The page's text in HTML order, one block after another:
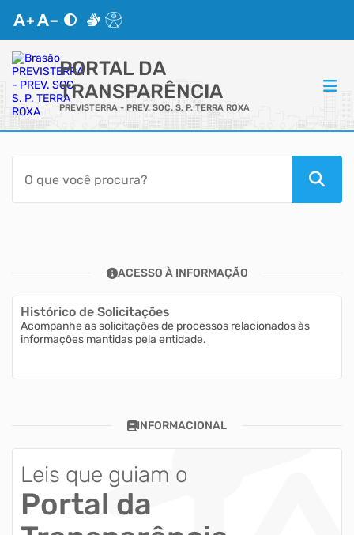
PORTAL DA
TRANSPARÊNCIA
PREVISTERRA - PREV. SOC. S. P. TERRA ROXA
ACESSO RÁPIDO
Acessibilidade
Autoatendimento
Mapa do Site
ACESSO À INFORMAÇÃO
Histórico de Solicitações
Acompanhe as solicitações de processos relacionados às
informações mantidas pela entidade.
INFORMACIONAL
Leis que guiam o
Portal da